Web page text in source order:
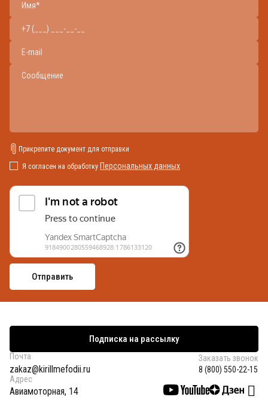
Прикрепите документ для отправки
Я согласен на обработку Персональных данных
Подписка на рассылку
Почта
zakaz@kirillmefodii.ru
Заказать звонок
8 (800) 550-22-15
Адрес
Авиамоторная, 14